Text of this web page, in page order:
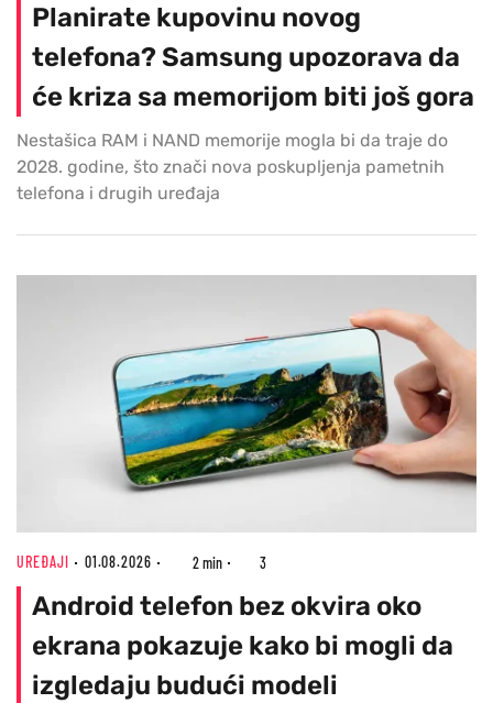
Planirate kupovinu novog
telefona? Samsung upozorava da
će kriza sa memorijom biti još gora
Nestašica RAM i NAND memorije mogla bi da traje do
2028. godine, što znači nova poskupljenja pametnih
telefona i drugih uređaja
UREĐAJI 01.08.2026 2 min 3
Android telefon bez okvira oko
ekrana pokazuje kako bi mogli da
izgledaju budući modeli